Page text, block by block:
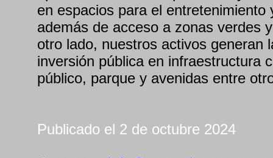
en espacios para el entretenimiento
además de acceso a zonas verdes
otro lado, nuestros activos generan
inversión pública en infraestructura
público, parque y avenidas entre
Publicado el 2 de octubre 2024